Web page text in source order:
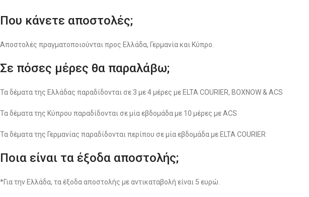
Που κάνετε αποστολές;
Αποστολές πραγματοποιούνται προς Ελλάδα, Γερμανία και Κύπρο.
Σε πόσες μέρες θα παραλάβω;
Τα δέματα της Ελλάδας παραδίδονται σε 3 με 4 μέρες με ELTA COURIER, BOXNOW & ACS
Τα δέματα της Κύπρου παραδίδονται σε μία εβδομάδα με 10 μέρες με ACS
Τα δέματα της Γερμανίας παραδίδονται περίπου σε μία εβδομάδα με ELTA COURIER
Ποια είναι τα έξοδα αποστολής;
*Για την Ελλάδα, τα έξοδα αποστολής με αντικαταβολή είναι 5 ευρώ.